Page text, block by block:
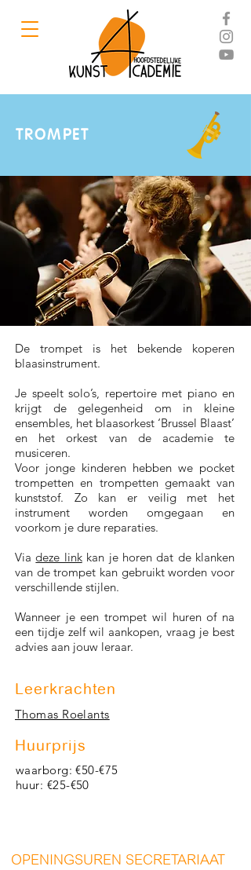
TROMPET
De trompet is het bekende koperen
blaasinstrument.
Je speelt solo’s, repertoire met piano en
krijgt de gelegenheid om in kleine
ensembles, het blaasorkest ‘Brussel Blaast’
en het orkest van de academie te
musiceren.
Voor jonge kinderen hebben we pocket
trompetten en trompetten gemaakt van
kunststof. Zo kan er veilig met het
instrument worden omgegaan en
voorkom je dure reparaties.
Viadeze linkkan je horen dat de klanken
van de trompet kan gebruikt worden voor
verschillende stijlen.
Wanneer je een trompet wil huren of na
een tijdje zelf wil aankopen, vraag je best
advies aan jouw leraar.
Leerkrachten
Thomas Roelants
Huurprijs
waarborg: €50-€75
huur: €25-€50
OPENINGSUREN SECRETARIAAT